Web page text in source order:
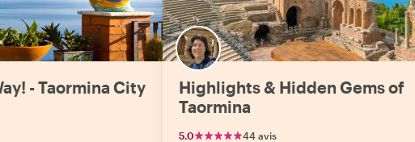
- Taormina City
Highlights & Hidden Gems of
Taormina
5.0 44 avis